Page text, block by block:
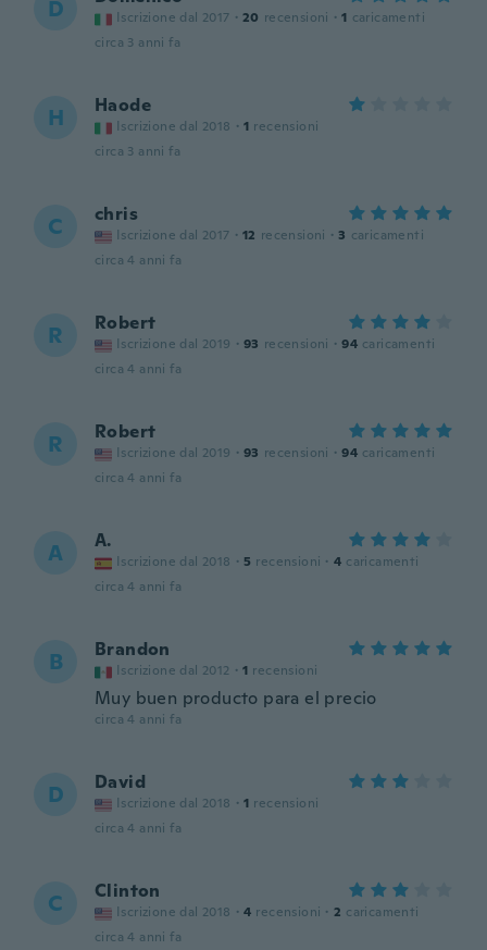
D Iscrizione dal 2017 · 20 recensioni · 1 caricamenti
circa 3 anni fa
H Haode
Iscrizione dal 2018 · 1 recensioni
circa 3 anni fa
C chris
Iscrizione dal 2017 · 12 recensioni · 3 caricamenti
circa 4 anni fa
R Robert
Iscrizione dal 2019 · 93 recensioni · 94 caricamenti
circa 4 anni fa
R Robert
Iscrizione dal 2019 · 93 recensioni · 94 caricamenti
circa 4 anni fa
A A.
Iscrizione dal 2018 · 5 recensioni · 4 caricamenti
circa 4 anni fa
B Brandon
Iscrizione dal 2012 · 1 recensioni
Muy buen producto para el precio
circa 4 anni fa
D David
Iscrizione dal 2018 · 1 recensioni
circa 4 anni fa
C Clinton
Iscrizione dal 2018 · 4 recensioni · 2 caricamenti
circa 4 anni fa